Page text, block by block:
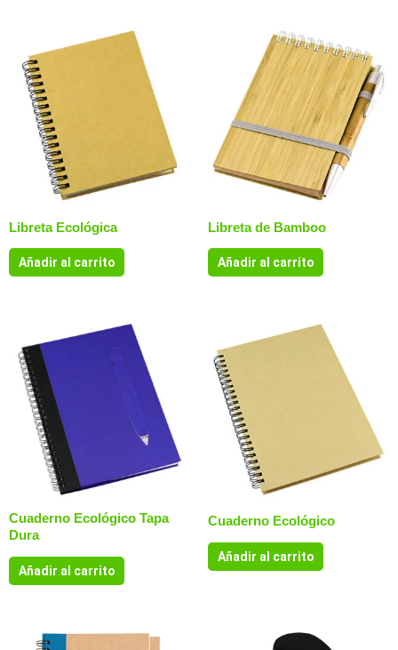
Libreta Ecológica
Añadir al carrito
Libreta de Bamboo
Añadir al carrito
Cuaderno Ecológico Tapa
Dura
Añadir al carrito
Cuaderno Ecológico
Añadir al carrito